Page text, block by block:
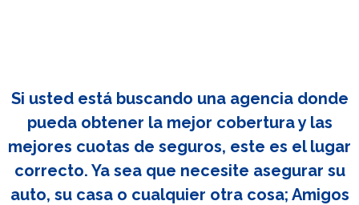
Si usted está buscando una agencia donde
pueda obtener la mejor cobertura y las
mejores cuotas de seguros, este es el lugar
correcto. Ya sea que necesite asegurar su
auto, su casa o cualquier otra cosa; Amigos